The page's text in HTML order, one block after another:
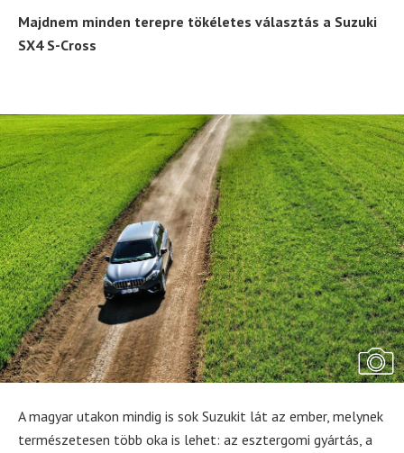
Majdnem minden terepre tökéletes választás a Suzuki
SX4 S-Cross
A magyar utakon mindig is sok Suzukit lát az ember, melynek
természetesen több oka is lehet: az esztergomi gyártás, a